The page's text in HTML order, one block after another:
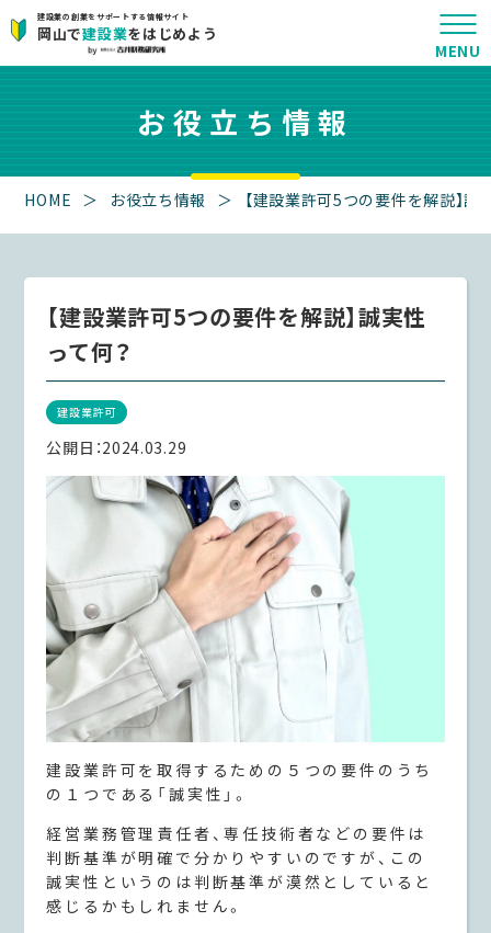
建設業の創業をサポートする情報サイト
岡山で建設業をはじめよう
お役立ち情報
HOME ＞ お役立ち情報 ＞ 【建設業許可5つの要件を解説】誠
【建設業許可5つの要件を解説】誠実性
って何？
建設業許可
公開日：2024.03.29
建設業許可を取得するための５つの要件のうち
の１つである「誠実性」。
経営業務管理責任者、専任技術者などの要件は
判断基準が明確で分かりやすいのですが、この
誠実性というのは判断基準が漠然としていると
感じるかもしれません。